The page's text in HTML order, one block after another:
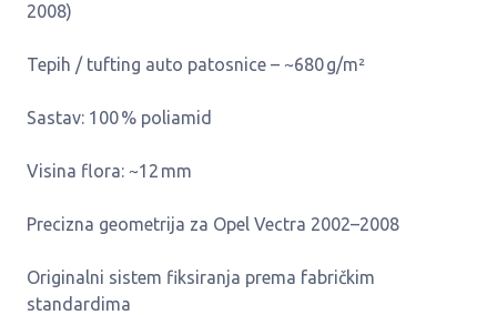
2008)
Tepih / tufting auto patosnice – ~680 g/m²
Sastav: 100 % poliamid
Visina flora: ~12 mm
Precizna geometrija za Opel Vectra 2002–2008
Originalni sistem fiksiranja prema fabričkim
standardima